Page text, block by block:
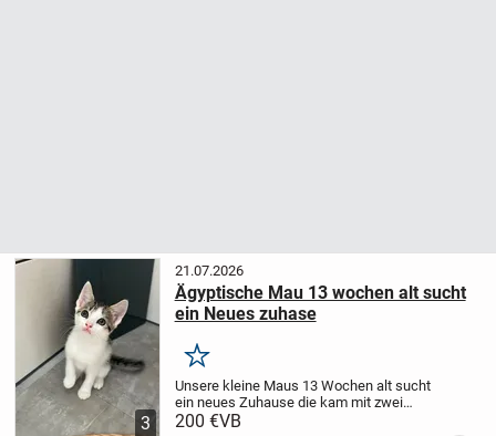
3
21.07.2026
Ägyptische Mau 13 wochen alt sucht
ein Neues zuhase
Merken
Unsere kleine Maus 13 Wochen alt sucht
ein neues Zuhause die kam mit zwei
Geschwistern zur Welt und war die letzte
200 €VB